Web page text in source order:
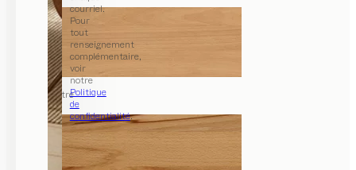
courriel.
Pour
tout
renseignement
complémentaire,
voir
notre
Politique
de
confidentialité.
hêtre